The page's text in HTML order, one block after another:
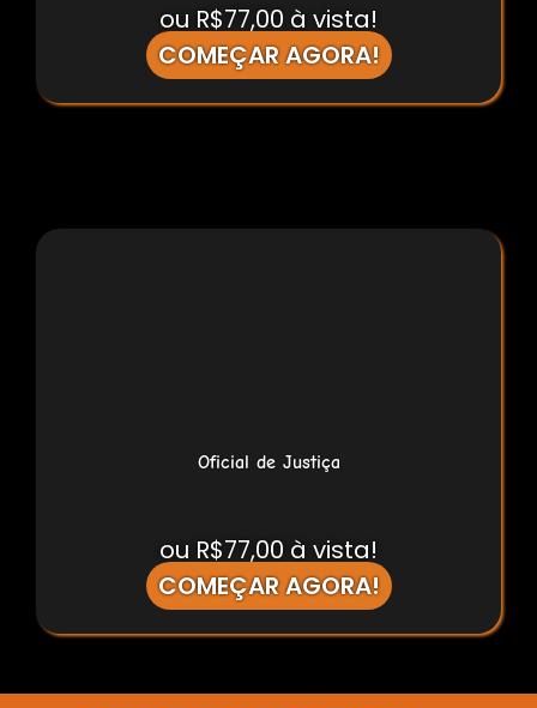
ou R$77,00 à vista!
COMEÇAR AGORA!
Oficial de Justiça
ou R$77,00 à vista!
COMEÇAR AGORA!